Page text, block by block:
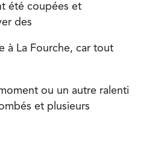
été coupées et
des
à La Fourche, car tout
ou un autre ralenti
et plusieurs